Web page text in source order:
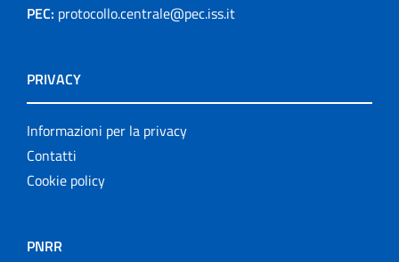
PEC: protocollo.centrale@pec.iss.it
PRIVACY
Informazioni per la privacy
Contatti
Cookie policy
PNRR